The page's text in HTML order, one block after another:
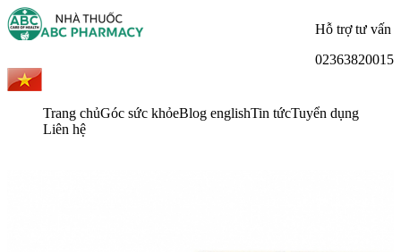
Hỗ trợ tư vấn
02363820015
Trang chủGóc sức khỏeBlog englishTin tứcTuyển dụng
Liên hệ